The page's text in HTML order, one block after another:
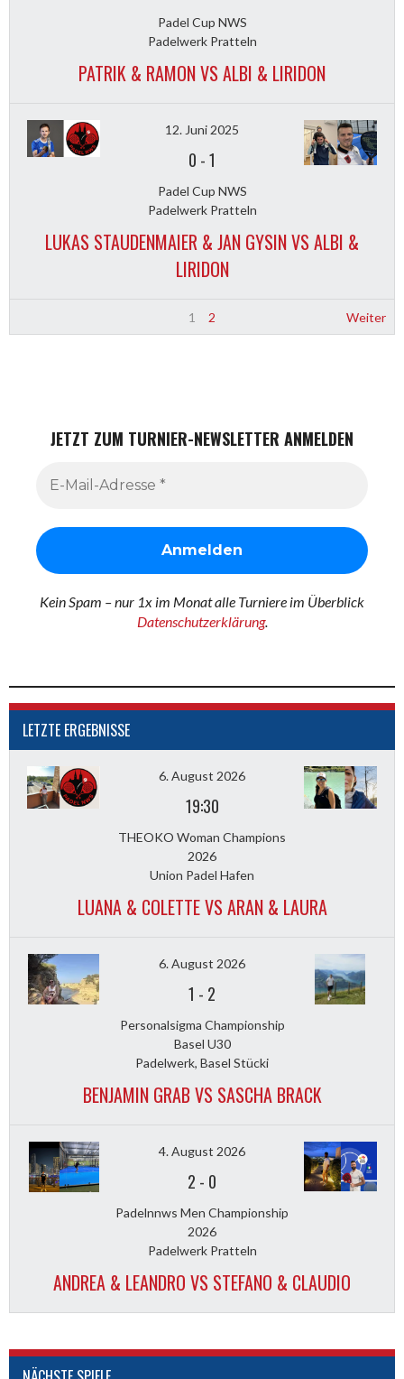
Padel Cup NWS
Padelwerk Pratteln
PATRIK & RAMON VS ALBI & LIRIDON
12. Juni 2025
0 -1
Padel Cup NWS
Padelwerk Pratteln
LUKAS STAUDENMAIER & JAN GYSIN VS ALBI &
LIRIDON
1 2 Weiter
JETZT ZUM TURNIER-NEWSLETTER ANMELDEN
Kein Spam – nur 1x im Monat alle Turniere im Überblick
Datenschutzerklärung.
LETZTE ERGEBNISSE
6. August 2026
19:30
THEOKO Woman Champions
2026
Union Padel Hafen
LUANA & COLETTE VS ARAN & LAURA
6. August 2026
1 - 2
Personalsigma Championship
Basel U30
Padelwerk, Basel Stücki
BENJAMIN GRAB VS SASCHA BRACK
4. August 2026
2 - 0
Padelnnws Men Championship
2026
Padelwerk Pratteln
ANDREA & LEANDRO VS STEFANO & CLAUDIO